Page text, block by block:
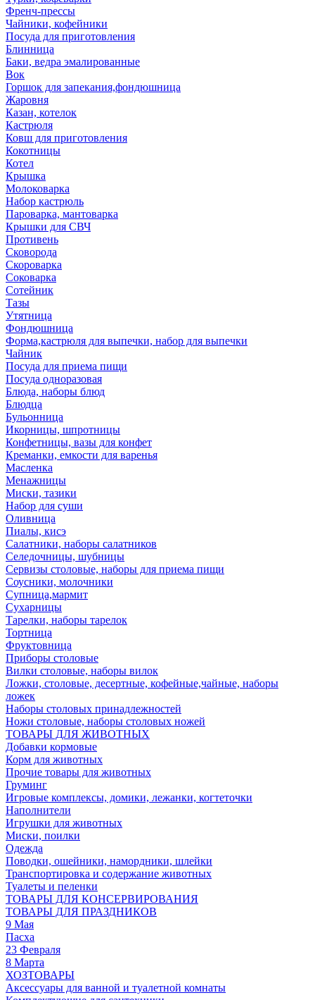
Френч-прессы
Чайники, кофейники
Посуда для приготовления
Блинница
Баки, ведра эмалированные
Вок
Горшок для запекания,фондюшница
Жаровня
Казан, котелок
Кастрюля
Ковш для приготовления
Кокотницы
Котел
Крышка
Молоковарка
Набор кастрюль
Пароварка, мантоварка
Крышки для СВЧ
Противень
Сковорода
Скороварка
Соковарка
Сотейник
Тазы
Утятница
Фондюшница
Форма,кастрюля для выпечки, набор для выпечки
Чайник
Посуда для приема пищи
Посуда одноразовая
Блюда, наборы блюд
Блюдца
Бульонница
Икорницы, шпротницы
Конфетницы, вазы для конфет
Креманки, емкости для варенья
Масленка
Менажницы
Миски, тазики
Набор для суши
Оливница
Пиалы, кисэ
Салатники, наборы салатников
Селедочницы, шубницы
Сервизы столовые, наборы для приема пищи
Соусники, молочники
Супница,мармит
Сухарницы
Тарелки, наборы тарелок
Тортница
Фруктовница
Приборы столовые
Вилки столовые, наборы вилок
Ложки, столовые, десертные, кофейные,чайные, наборы
ложек
Наборы столовых принадлежностей
Ножи столовые, наборы столовых ножей
ТОВАРЫ ДЛЯ ЖИВОТНЫХ
Добавки кормовые
Корм для животных
Прочие товары для животных
Груминг
Игровые комплексы, домики, лежанки, когтеточки
Наполнители
Игрушки для животных
Миски, поилки
Одежда
Поводки, ошейники, намордники, шлейки
Транспортировка и содержание животных
Туалеты и пеленки
ТОВАРЫ ДЛЯ КОНСЕРВИРОВАНИЯ
ТОВАРЫ ДЛЯ ПРАЗДНИКОВ
9 Мая
Пасха
23 Февраля
8 Марта
ХОЗТОВАРЫ
Аксессуары для ванной и туалетной комнаты